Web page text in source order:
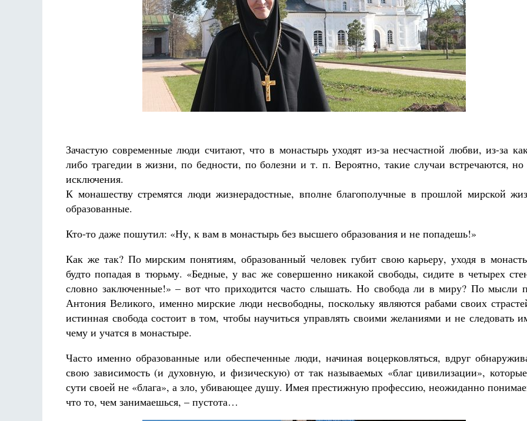
Зачастую современные люди считают, что в монастырь уходят из-за несчастной любви, из-за
либо трагедии в жизни, по бедности, по болезни и т. п. Вероятно, такие случаи встречаются, но
исключения.
К монашеству стремятся люди жизнерадостные, вполне благополучные в прошлой мирской
образованные.
Кто-то даже пошутил: «Ну, к вам в монастырь без высшего образования и не попадешь!»
Как же так? По мирским понятиям, образованный человек губит свою карьеру, уходя в
будто попадая в тюрьму. «Бедные, у вас же совершенно никакой свободы, сидите в четырех
словно заключенные!» – вот что приходится часто слышать. Но свобода ли в миру? По мысли
Антония Великого, именно мирские люди несвободны, поскольку являются рабами своих
истинная свобода состоит в том, чтобы научиться управлять своими желаниями и не следовать
чему и учатся в монастыре.
Часто именно образованные или обеспеченные люди, начиная воцерковляться, вдруг
свою зависимость (и духовную, и физическую) от так называемых «благ цивилизации»,
сути своей не «блага», а зло, убивающее душу. Имея престижную профессию, неожиданно
что то, чем занимаешься, – пустота…